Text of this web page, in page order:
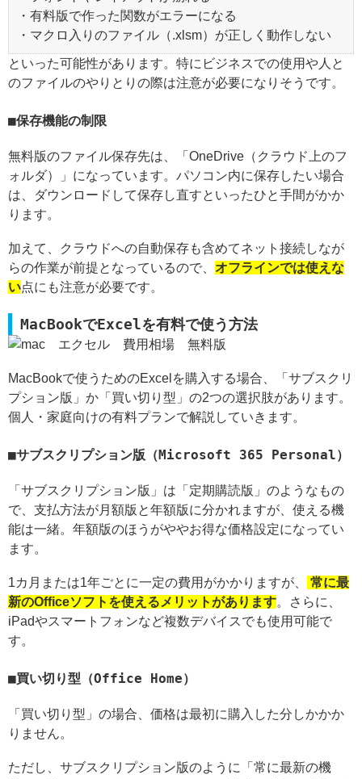
・有料版で作った関数がエラーになる
・マクロ入りのファイル（.xlsm）が正しく動作しない
といった可能性があります。特にビジネスでの使用や人と
のファイルのやりとりの際は注意が必要になりそうです。
保存機能の制限
無料版のファイル保存先は、「OneDrive（クラウド上のフ
ォルダ）」になっています。パソコン内に保存したい場合
は、ダウンロードして保存し直すといったひと手間がかか
ります。
加えて、クラウドへの自動保存も含めてネット接続しなが
らの作業が前提となっているので、 オフラインでは使えな
い点にも注意が必要です。
MacBookでExcelを有料で使う方法
MacBookで使うためのExcelを購入する場合、「サブスクリ
プション版」か「買い切り型」の2つの選択肢があります。
個人・家庭向けの有料プランで解説していきます。
サブスクリプション版（Microsoft 365 Personal）
「サブスクリプション版」は「定期購読版」のようなもの
で、支払方法が月額版と年額版に分かれますが、使える機
能は一緒。年額版のほうがややお得な価格設定になってい
ます。
1カ月または1年ごとに一定の費用がかかりますが、
常に最
新のOfficeソフトを使えるメリットがあります。さらに、
iPadやスマートフォンなど複数デバイスでも使用可能で
す。
買い切り型（Office Home）
「買い切り型」の場合、価格は最初に購入した分しかかか
りません。
ただし、サブスクリプション版のように「常に最新の機